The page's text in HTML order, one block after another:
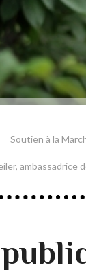
Soutien à la
ambassadrice